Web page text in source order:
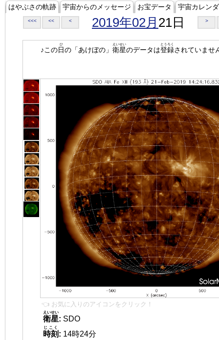
はやぶさの軌跡 宇宙からのメッセージ お宝データ 宇宙カレン
<<< << < 2019年02月 21日 >
♪この日
ひ
の「あけぼの」 衛星
えいせい
のデータは登録
とうろく
されていませ
👈 お気に入りのアイコンをクリック！
衛星
えいせい
: SDO
時刻
じこく
: 14時24分